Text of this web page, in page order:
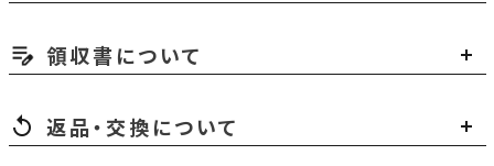
領収書について
返品・交換について